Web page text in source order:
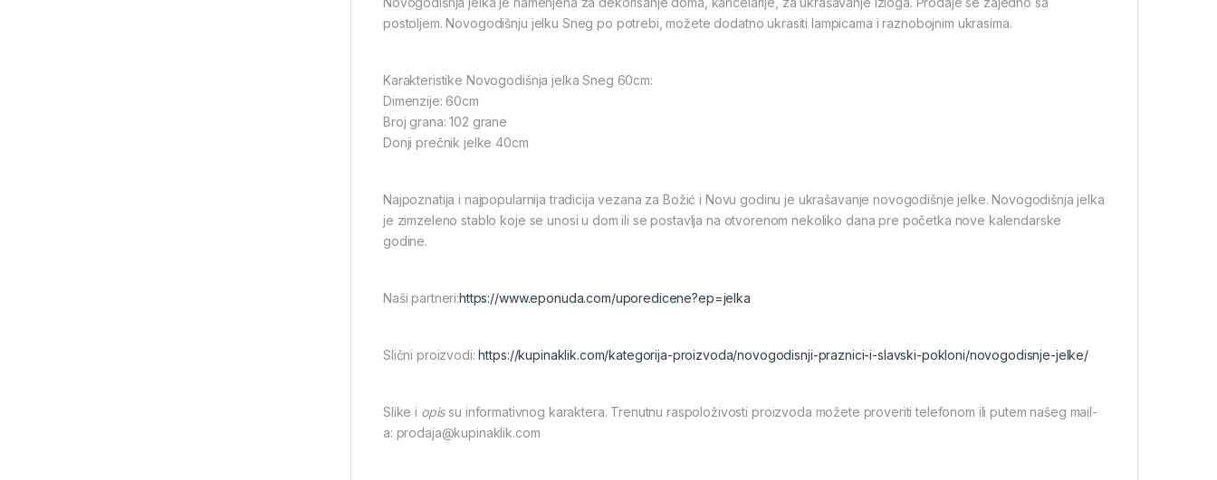
postoljem. Novogodišnju jelku Sneg po potrebi, možete dodatno ukrasiti lampicama i raznobojnim ukrasima.
Karakteristike Novogodišnja jelka Sneg 60cm:
Dimenzije: 60cm
Broj grana: 102 grane
Donji prečnik jelke 40cm
Najpoznatija i najpopularnija tradicija vezana za Božić i Novu godinu je ukrašavanje novogodišnje jelke. Novogodišnja jelka
je zimzeleno stablo koje se unosi u dom ili se postavlja na otvorenom nekoliko dana pre početka nove kalendarske
godine.
Naši partneri:https://www.eponuda.com/uporedicene?ep=jelka
Slični proizvodi:https://kupinaklik.com/kategorija-proizvoda/novogodisnji-praznici-i-slavski-pokloni/novogodisnje-jelke/
Slike i opissu informativnog karaktera. Trenutnu raspoloživosti proizvoda možete proveriti telefonom ili putem našeg mail-
a: prodaja@kupinaklik.com